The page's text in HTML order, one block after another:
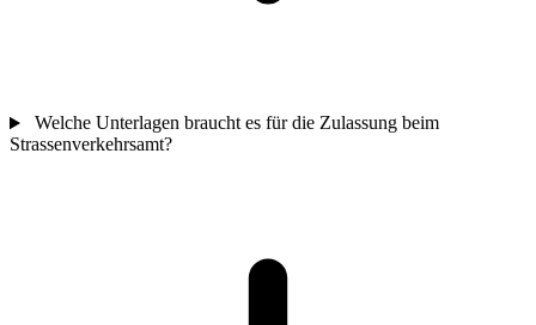
Welche Unterlagen braucht es für die Zulassung beim
Strassenverkehrsamt?